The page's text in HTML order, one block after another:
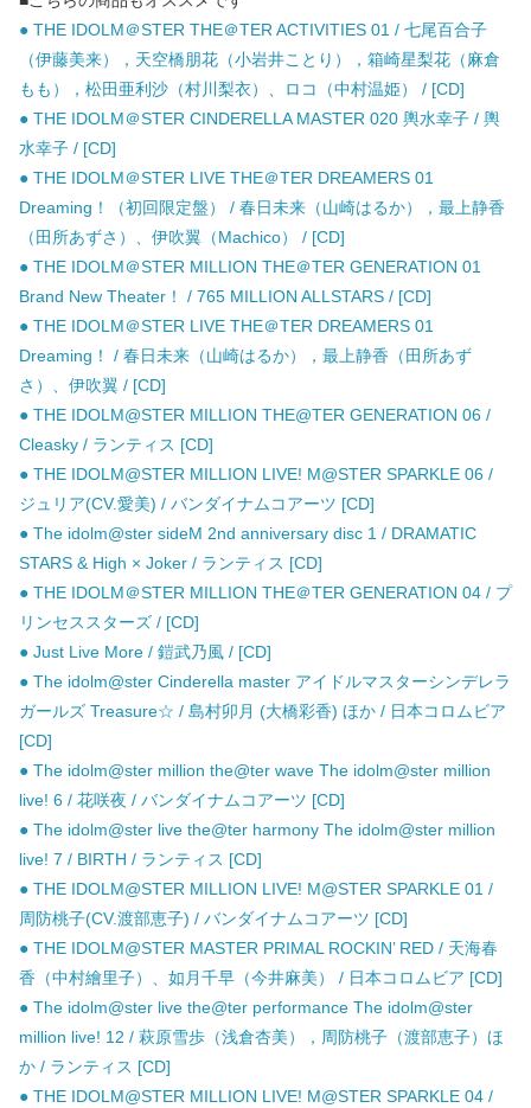
● THE IDOLM＠STER THE＠TER ACTIVITIES 01 / 七尾百合子
（伊藤美来），天空橋朋花（小岩井ことり），箱崎星梨花（麻倉
もも），松田亜利沙（村川梨衣）、ロコ（中村温姫） / [CD]
● THE IDOLM＠STER CINDERELLA MASTER 020 輿水幸子 / 輿
水幸子 / [CD]
● THE IDOLM＠STER LIVE THE＠TER DREAMERS 01
Dreaming！（初回限定盤） / 春日未来（山崎はるか），最上静香
（田所あずさ）、伊吹翼（Machico） / [CD]
● THE IDOLM＠STER MILLION THE＠TER GENERATION 01
Brand New Theater！ / 765 MILLION ALLSTARS / [CD]
● THE IDOLM＠STER LIVE THE＠TER DREAMERS 01
Dreaming！ / 春日未来（山崎はるか），最上静香（田所あず
さ）、伊吹翼 / [CD]
● THE IDOLM@STER MILLION THE@TER GENERATION 06 /
Cleasky / ランティス [CD]
● THE IDOLM@STER MILLION LIVE! M@STER SPARKLE 06 /
ジュリア(CV.愛美) / バンダイナムコアーツ [CD]
● The idolm@ster sideM 2nd anniversary disc 1 / DRAMATIC
STARS & High × Joker / ランティス [CD]
● THE IDOLM＠STER MILLION THE＠TER GENERATION 04 / プ
リンセススターズ / [CD]
● Just Live More / 鎧武乃風 / [CD]
● The idolm@ster Cinderella master アイドルマスターシンデレラ
ガールズ Treasure☆ / 島村卯月 (大橋彩香) ほか / 日本コロムビア
[CD]
● The idolm@ster million the@ter wave The idolm@ster million
live! 6 / 花咲夜 / バンダイナムコアーツ [CD]
● The idolm@ster live the@ter harmony The idolm@ster million
live! 7 / BIRTH / ランティス [CD]
● THE IDOLM@STER MILLION LIVE! M@STER SPARKLE 01 /
周防桃子(CV.渡部恵子) / バンダイナムコアーツ [CD]
● THE IDOLM@STER MASTER PRIMAL ROCKIN’ RED / 天海春
香（中村繪里子）、如月千早（今井麻美） / 日本コロムビア [CD]
● The idolm@ster live the@ter performance The idolm@ster
million live! 12 / 萩原雪歩（浅倉杏美），周防桃子（渡部恵子）ほ
か / ランティス [CD]
● THE IDOLM@STER MILLION LIVE! M@STER SPARKLE 04 /